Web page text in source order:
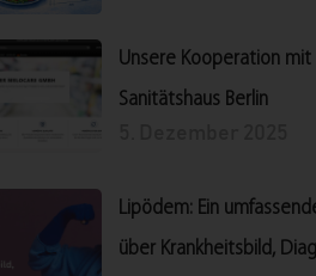
Unsere Kooperation mit
Sanitätshaus Berlin
Lipödem: Ein
über Krankheitsbild,